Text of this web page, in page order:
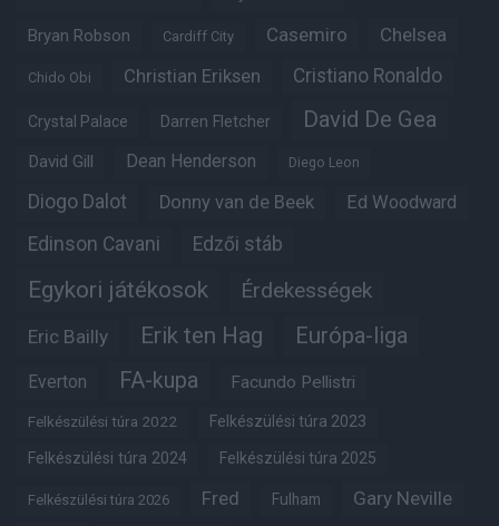
Bryan Robson Cardiff City Casemiro Chelsea
Chido Obi Christian Eriksen Cristiano Ronaldo
Crystal Palace Darren Fletcher David De Gea
David Gill Dean Henderson Diego Leon
Diogo Dalot Donny van de Beek Ed Woodward
Edinson Cavani Edzői stáb
Egykori játékosok Érdekességek
Eric Bailly Erik ten Hag Európa-liga
Everton FA-kupa Facundo Pellistri
Felkészülési túra 2022 Felkészülési túra 2023
Felkészülési túra 2024 Felkészülési túra 2025
Felkészülési túra 2026 Fred Fulham Gary Neville